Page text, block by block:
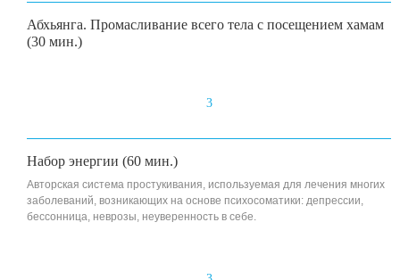
Абхьянга. Промасливание всего тела с посещением хамам
(30 мин.)
3
Набор энергии (60 мин.)
Авторская система простукивания, используемая для лечения многих
заболеваний, возникающих на основе психосоматики: депрессии,
бессонница, неврозы, неуверенность в себе.